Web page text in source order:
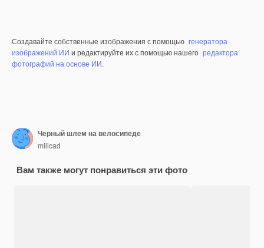
Создавайте собственные изображения с помощью генератора
изображений ИИ и редактируйте их с помощью нашего редактора
фотографий на основе ИИ.
Черный шлем на велосипеде
milicad
Вам также могут понравиться эти фото